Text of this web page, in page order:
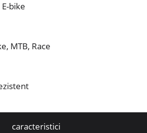
bike
MTB, Race
caracteristici